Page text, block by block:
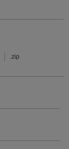
.zip